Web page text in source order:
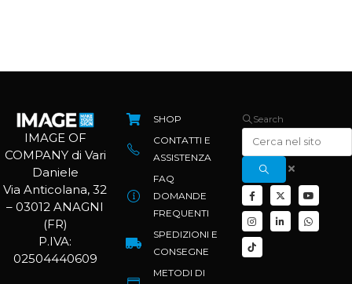
IMAGE OF
COMPANY di Vari
Daniele
Via Anticolana, 32
– 03012 ANAGNI
(FR)
P.IVA:
02504440609
SHOP
CONTATTI E
ASSISTENZA
FAQ
DOMANDE
FREQUENTI
SPEDIZIONI E
CONSEGNE
METODI DI
Search